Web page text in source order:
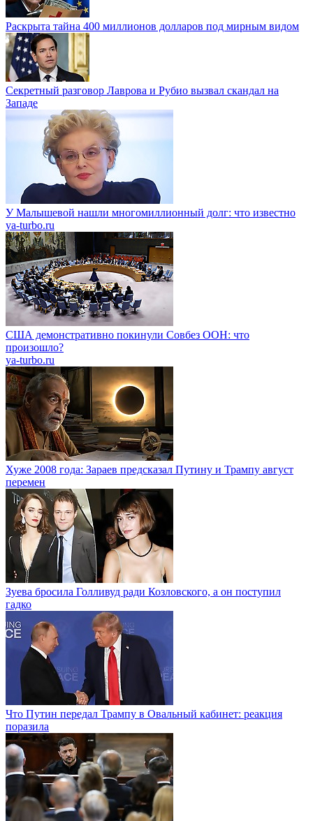
Раскрыта тайна 400 миллионов долларов под мирным видом
Секретный разговор Лаврова и Рубио вызвал скандал на
Западе
У Малышевой нашли многомиллионный долг: что известно
ya-turbo.ru
США демонстративно покинули Совбез ООН: что
произошло?
ya-turbo.ru
Хуже 2008 года: Зараев предсказал Путину и Трампу август
перемен
Зуева бросила Голливуд ради Козловского, а он поступил
гадко
Что Путин передал Трампу в Овальный кабинет: реакция
поразила